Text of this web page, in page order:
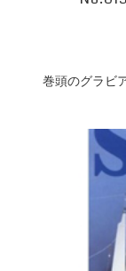
巻頭のグラビ